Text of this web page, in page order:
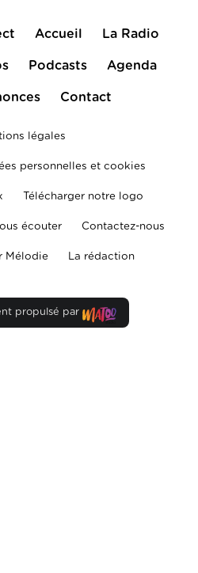
Accueil La Radio
Podcasts Agenda
Contact
légales
personnelles et cookies
Télécharger notre logo
écouter Contactez-nous
Mélodie La rédaction
propulsé par